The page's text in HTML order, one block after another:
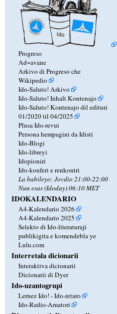
Progreso
Ad~avane
Arkivo di Progreso che
Wikipedio
Ido-Saluto! Arkivo
Ido-Saluto! Inhalt Kontenajo
Ido-Saluto! Kontenajo dil edituri
01/2020 til 04/2025
Plusa Ido-revui
Persona hempagini da Idisti
Ido-Blogi
Ido-libreyi
Idopioniri
Ido-konferi e renkontri
La babileyo: Jovdio 21:00-22:00
Nun esas (Idoday) 06:10 MET
IDOKALENDARIO
A4-Kalendario 2026
A4-Kalendario 2025
Selekto di Ido-literaturaji
publikigita e komendebla ye
Lulu.com
Interretala dicionarii
Interaktiva dicionarii
Dicionarii di Dyer
Ido-uzantogrupi
Lernez Ido! - Ido-retaro
Ido-Radio-Amatori